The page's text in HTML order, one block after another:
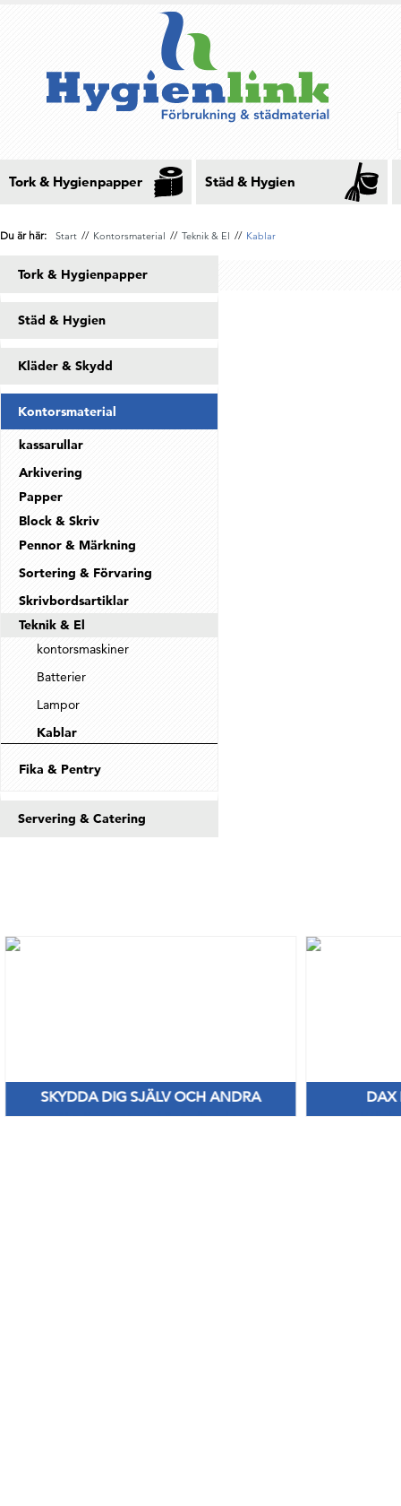
Tork & Hygienpapper Städ & Hygien
Du är här: Start // Kontorsmaterial // Teknik & El // Kablar
Tork & Hygienpapper
Städ & Hygien
Kläder & Skydd
Kontorsmaterial
kassarullar
Arkivering
Papper
Block & Skriv
Pennor & Märkning
Sortering & Förvaring
Skrivbordsartiklar
Teknik & El
kontorsmaskiner
Batterier
Lampor
Kablar
Fika & Pentry
Servering & Catering
SKYDDA DIG SJÄLV OCH ANDRA
Nya Priser på nitril & vinylhanskar
DAX
Håll